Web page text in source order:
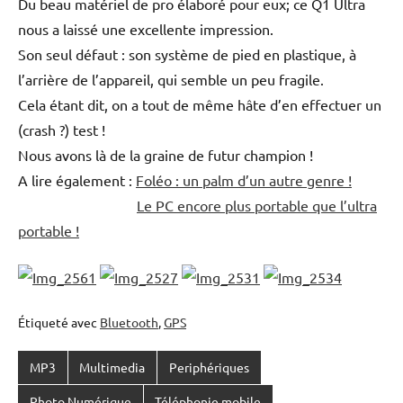
nous a laissé une excellente impression.
Son seul défaut : son système de pied en plastique, à
l’arrière de l’appareil, qui semble un peu fragile.
Cela étant dit, on a tout de même hâte d’en effectuer un
(crash ?) test !
Nous avons là de la graine de futur champion !
A lire également : Foléo : un palm d’un autre genre !
Le PC encore plus portable que l’ultra
portable !
Étiqueté avec Bluetooth,GPS
MP3 Multimedia Periphériques